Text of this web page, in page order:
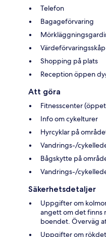
Telefon
Bagageförvaring
Shopping på plats
Reception öppen
Att göra
Fitnesscenter
Info om cykelturer
Hyrcyklar på
Vandrings-/
Bågskytte på
Vandrings-/
Säkerhetsdetaljer
Uppgifter om
angett om det finns
boendet. Överväg
Uppgifter om